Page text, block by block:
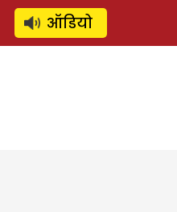
SUBSCRIBE
ऑडियो